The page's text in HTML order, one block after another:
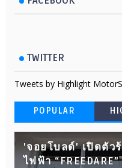
TWITTER
Tweets by Highlight
POPULAR
'จอยโบลด์' เปิดตัว
ไฟฟ้า